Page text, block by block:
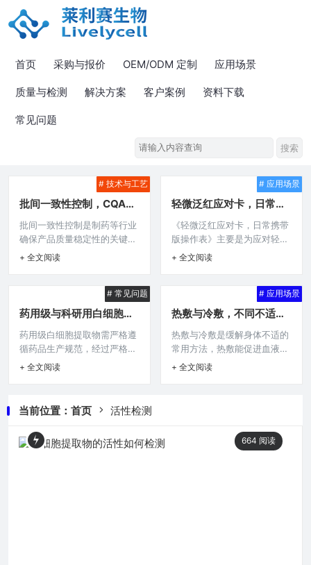
首页 采购与报价 OEM/ODM 定制 应用场景
质量与检测 解决方案 客户案例 资料下载
常见问题
# 技术与工艺
批间一致性控制，CQA与
CPP的建立
批间一致性控制是制药等行业
确保产品质量稳定性的关键环
节，CQA（关键质量属性）与
准确定CQA，能明确产品质量
的关键衡量指标；合理设定
CPP，则可有效控制生产工
艺，进而保障批间产品质量的
一致性，减少批次间的差异，
提升产品质量的可靠性与稳定
参数（CPP）的建立建立CQA
与CPP的意义在白细胞
+ 全文阅读
# 应用场景
轻微泛红应对卡，日常携
带版操作表
《轻微泛红应对卡，日常携带
版操作表》主要是为应对轻微
泛红问题而设计的便捷操作指
用者提供快速有效的处理方
法，帮助及时缓解泛红，让使
用者在日常生活中遇到此类肌
肤问题时可依此操作表采取相
应措施，轻松应对肌肤不适，
维持肌肤良好状态。本文目录
+ 全文阅读
# 常见问题
药用级与科研用白细胞提
取物的区别
药用级白细胞提取物需严格遵
循药品生产规范，经过严格审
批和质量控制，确保安全性和
白细胞提取物主要服务于科学
研究，重点在于探索白细胞的
各种特性、功能及相关机制，
对纯度、成分分析等要求侧重
+ 全文阅读
# 应用场景
热敷与冷敷，不同不适感
的选择逻辑
热敷与冷敷是缓解身体不适的
常用方法，热敷能促进血液循
环、减轻疼痛与僵硬，适用于
下，需依据受伤时间、症状特
点等选择合适方式，以达到更
+ 全文阅读
当前位置： 首页 活性检测
664 阅读